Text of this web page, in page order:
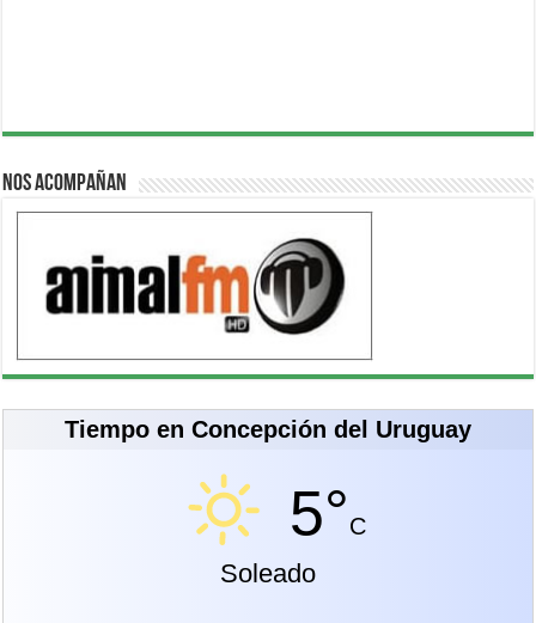
Nos acompañan
Tiempo en Concepción del Uruguay
5°C
Soleado